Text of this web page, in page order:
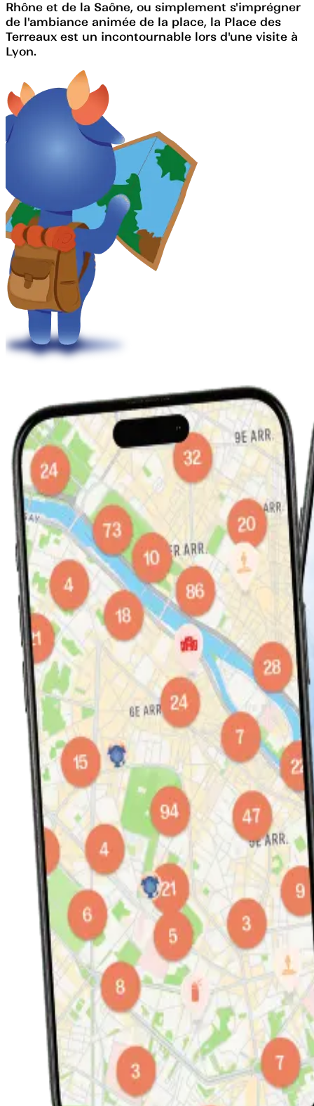
Rhône et de la Saône, ou simplement s'imprégner
de l'ambiance animée de la place, la Place des
Terreaux est un incontournable lors d'une visite à
Lyon.